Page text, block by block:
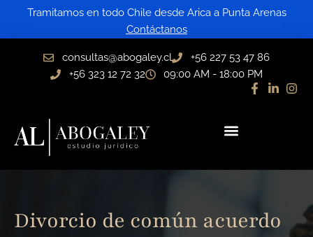
contenido
Tramitamos en todo Chile desde Arica a Punta Arenas
Contáctanos
consultas@abogaley.cl
+56 227 53 47 86
+56 323 12 72 32
09:00 AM - 18:00 PM
Divorcio de común acuerdo